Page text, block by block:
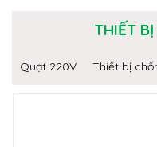
THIẾT
Quạt 220V Thiết bị